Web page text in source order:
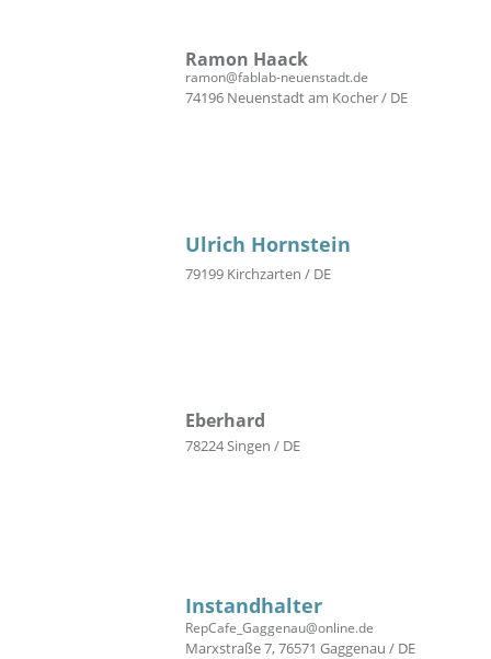
Ramon Haack
ramon@fablab-neuenstadt.de
74196 Neuenstadt am Kocher / DE
Ulrich Hornstein
79199 Kirchzarten / DE
Eberhard
78224 Singen / DE
Instandhalter
RepCafe_Gaggenau@online.de
Marxstraße 7, 76571 Gaggenau / DE